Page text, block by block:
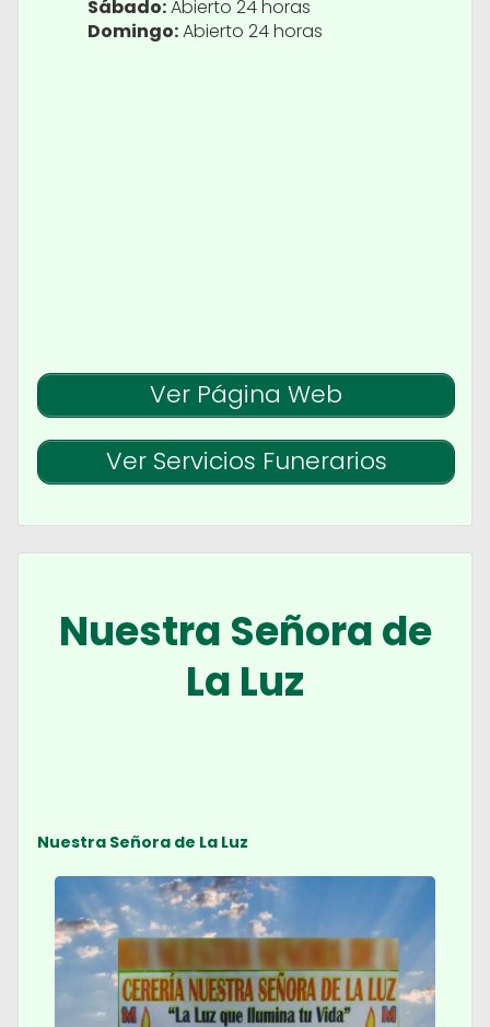
Sábado:Abierto 24 horas
Domingo:Abierto 24 horas
Ver Página Web
Ver Servicios Funerarios
Nuestra Señora de
La Luz
Nuestra Señora de La Luz